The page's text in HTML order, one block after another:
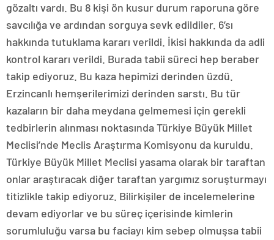
gözaltı vardı. Bu 8 kişi ön kusur durum raporuna göre
savcılığa ve ardından sorguya sevk edildiler. 6’sı
hakkında tutuklama kararı verildi. İkisi hakkında da adli
kontrol kararı verildi. Burada tabii süreci hep beraber
takip ediyoruz. Bu kaza hepimizi derinden üzdü.
Erzincanlı hemşerilerimizi derinden sarstı. Bu tür
kazaların bir daha meydana gelmemesi için gerekli
tedbirlerin alınması noktasında Türkiye Büyük Millet
Meclisi’nde Meclis Araştırma Komisyonu da kuruldu.
Türkiye Büyük Millet Meclisi yasama olarak bir taraftan
onlar araştıracak diğer taraftan yargımız soruşturmayı
titizlikle takip ediyoruz. Bilirkişiler de incelemelerine
devam ediyorlar ve bu süreç içerisinde kimlerin
sorumluluğu varsa bu faciayı kim sebep olmuşsa tabii